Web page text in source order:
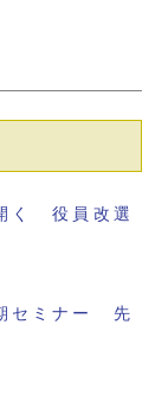
く 役員改選
セミナー 先